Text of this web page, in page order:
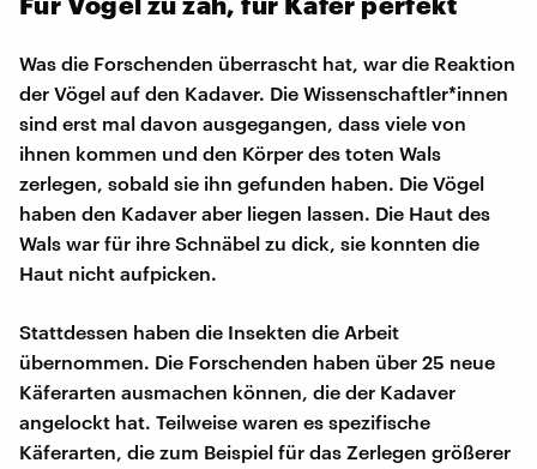
Was die Forschenden überrascht hat, war die Reaktion
der Vögel auf den Kadaver. Die Wissenschaftler*innen
sind erst mal davon ausgegangen, dass viele von
ihnen kommen und den Körper des toten Wals
zerlegen, sobald sie ihn gefunden haben. Die Vögel
haben den Kadaver aber liegen lassen. Die Haut des
Wals war für ihre Schnäbel zu dick, sie konnten die
Haut nicht aufpicken.
Stattdessen haben die Insekten die Arbeit
übernommen. Die Forschenden haben über 25 neue
Käferarten ausmachen können, die der Kadaver
angelockt hat. Teilweise waren es spezifische
Käferarten, die zum Beispiel für das Zerlegen größerer